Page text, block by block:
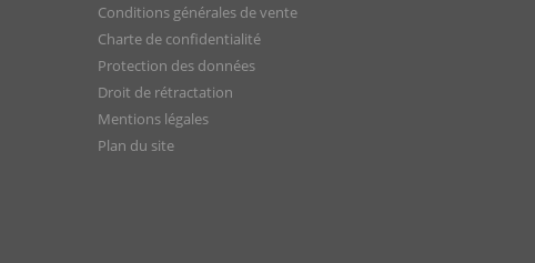
Conditions générales de vente
Charte de confidentialité
Protection des données
Droit de rétractation
Mentions légales
Plan du site